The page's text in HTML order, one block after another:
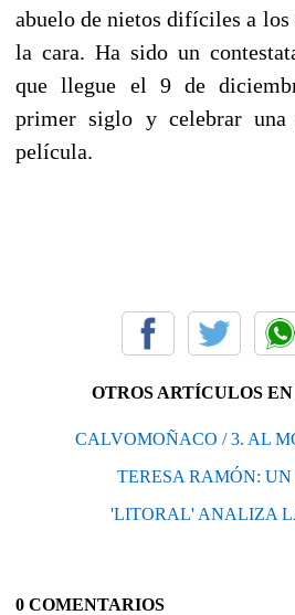
abuelo de nietos difíciles a
la cara. Ha sido un
que llegue el 9 de
primer siglo y celebrar una
película.
OTROS ARTÍCULOS
CALVOMOÑACO / 3. AL
TERESA RAMÓN:
'LITORAL' ANALIZA
0 COMENTARIOS